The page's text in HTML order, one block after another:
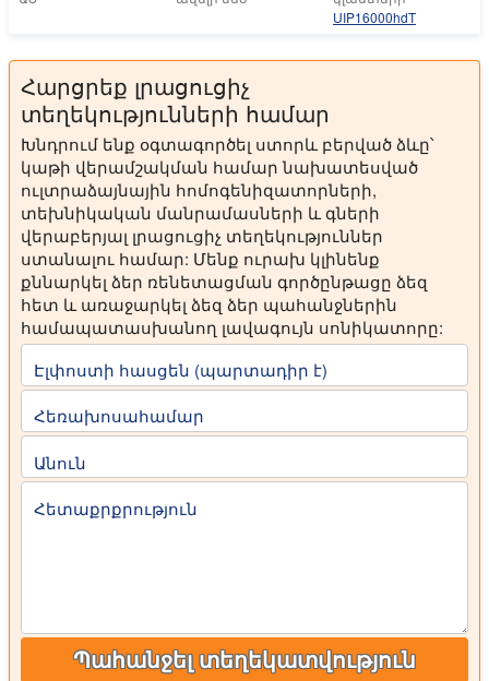
UIP16000hdT
Հարցրեք լրացուցիչ
տեղեկությունների համար
Խնդրում ենք օգտագործել ստորև բերված ձևը՝
կաթի վերամշակման համար նախատեսված
ուլտրաձայնային հոմոգենիզատորների,
տեխնիկական մանրամասների և գների
վերաբերյալ լրացուցիչ տեղեկություններ
ստանալու համար: Մենք ուրախ կլինենք
քննարկել ձեր ռենետացման գործընթացը ձեզ
հետ և առաջարկել ձեզ ձեր պահանջներին
համապատասխանող լավագույն սոնիկատորը:
Էլփոստի հասցեն (պարտադիր է)
Հեռախոսահամար
Անուն
Հետաքրքրություն
Պահանջել տեղեկատվություն